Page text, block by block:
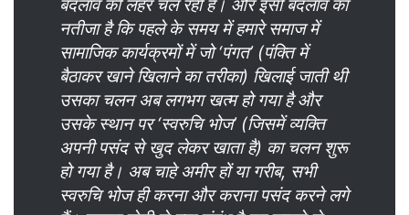
बदलाव की लहर चल रही है। और इसी बदलाव का
नतीजा है कि पहले के समय में हमारे समाज में
सामाजिक कार्यक्रमों में जो ‘पंगत’ (पंक्ति में
बैठाकर खाने खिलाने का तरीका) खिलाई जाती थी
उसका चलन अब लगभग खत्म हो गया है और
उसके स्थान पर ‘स्वरुचि भोज’ (जिसमें व्यक्ति
अपनी पसंद से खुद लेकर खाता है) का चलन शुरू
हो गया है। अब चाहे अमीर हों या गरीब, सभी
स्वरुचि भोज ही करना और कराना पसंद करने लगे